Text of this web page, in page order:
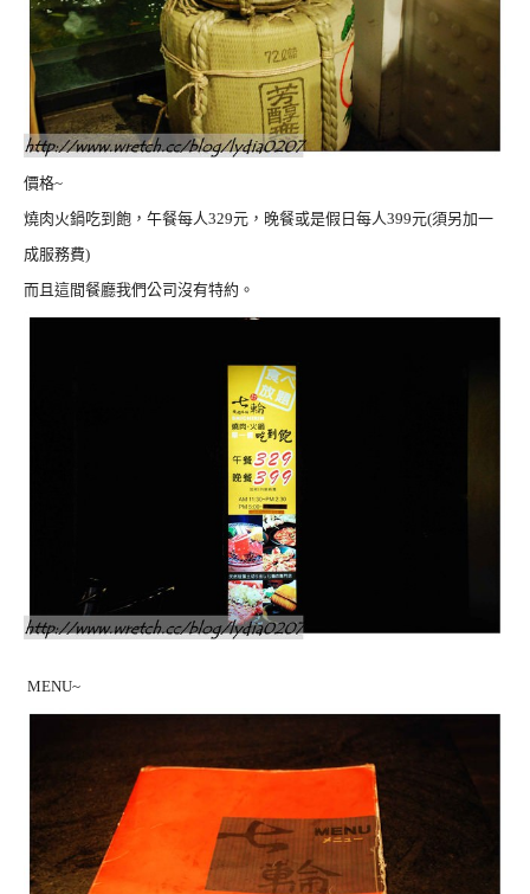
價格~
燒肉火鍋吃到飽，午餐每人329元，晚餐或是假日每人399元(須另加一
成服務費)
而且這間餐廳我們公司沒有特約。
MENU~